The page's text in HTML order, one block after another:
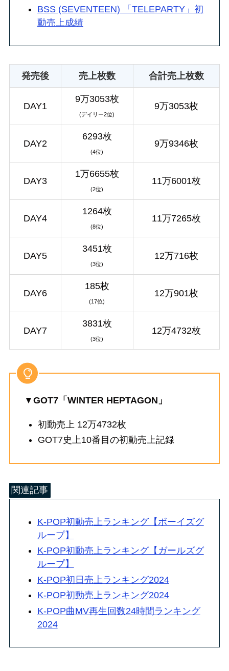
BSS (SEVENTEEN) 「TELEPARTY」初
動売上成績
発売後 売上枚数 合計売上枚数
DAY1
9万3053枚
(デイリー2位)
9万3053枚
DAY2
6293枚
(4位)
9万9346枚
DAY3
1万6655枚
(2位)
11万6001枚
DAY4
1264枚
(8位)
11万7265枚
DAY5
3451枚
(3位)
12万716枚
DAY6
185枚
(17位)
12万901枚
DAY7
3831枚
(3位)
12万4732枚
▼ GOT7「WINTER HEPTAGON」
初動売上 12万4732枚
GOT7史上10番目の初動売上記録
関連記事
K-POP初動売上ランキング【ボーイズグ
ループ】
K-POP初動売上ランキング【ガールズグ
ループ】
K-POP初日売上ランキング2024
K-POP初動売上ランキング2024
K-POP曲MV再生回数24時間ランキング
2024